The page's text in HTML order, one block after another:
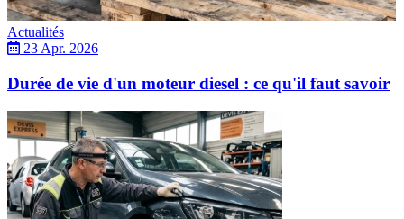
Actualités
23 Apr. 2026
Durée de vie d'un moteur diesel : ce qu'il faut savoir